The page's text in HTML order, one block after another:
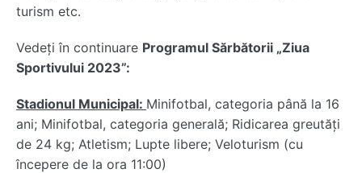
turism etc.
Vedeți în continuare Programul Sărbătorii „Ziua
Sportivului 2023”:
Stadionul Municipal: Minifotbal, categoria până la 16
ani; Minifotbal, categoria generală; Ridicarea greutăți
de 24 kg; Atletism; Lupte libere; Veloturism (cu
începere de la ora 11:00)